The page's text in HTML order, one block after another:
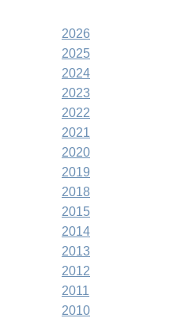
2026
2025
2024
2023
2022
2021
2020
2019
2018
2015
2014
2013
2012
2011
2010